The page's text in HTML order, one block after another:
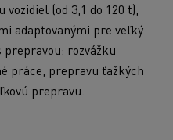
(od 3,1 do 120 t),
adaptovanými pre veľký
rozvážku
práce, prepravu ťažkých
prepravu.